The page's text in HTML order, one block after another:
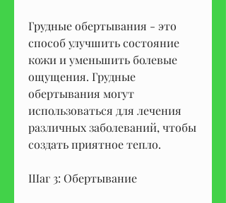
Грудные обертывания - это
способ улучшить состояние
кожи и уменьшить болевые
ощущения. Грудные
обертывания могут
использоваться для лечения
различных заболеваний, чтобы
создать приятное тепло.
Шаг 3: Обертывание